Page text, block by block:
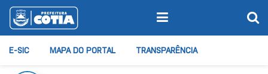
E-SIC MAPA DO PORTAL TRANSPARÊNCIA